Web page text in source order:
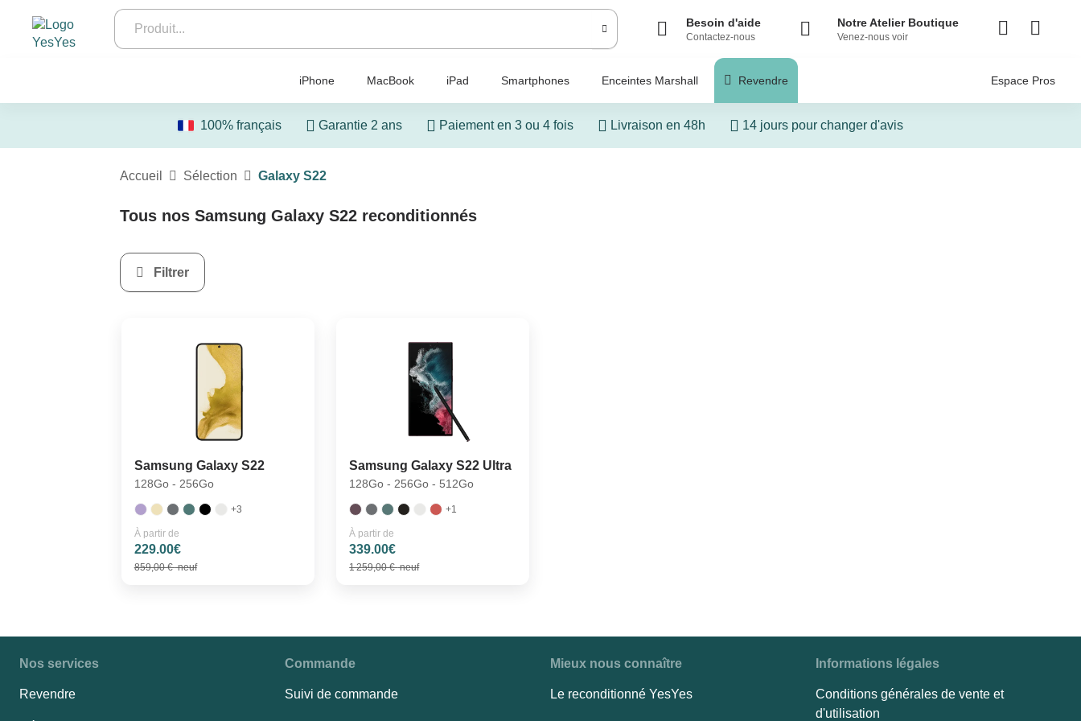
Besoin d'aide
Contactez-nous
Notre Atelier Boutique
Venez-nous voir
iPhone MacBook iPad Smartphones Enceintes Marshall Revendre Espace Pros
100% français Garantie 2 ans Paiement en 3 ou 4 fois Livraison en 48h 14 jours pour changer d'avis
Accueil Sélection Galaxy S22
Tous nos Samsung Galaxy S22 reconditionnés
Filtrer
Samsung Galaxy S22
128Go - 256Go
+3
À partir de
229.00€
859,00 €neuf
Samsung Galaxy S22 Ultra
128Go - 256Go - 512Go
+1
À partir de
339.00€
1 259,00 €neuf
Nos services
Revendre
Commande
Suivi de commande
Mieux nous connaître
Le reconditionné YesYes
Informations légales
Conditions générales de vente et
d'utilisation